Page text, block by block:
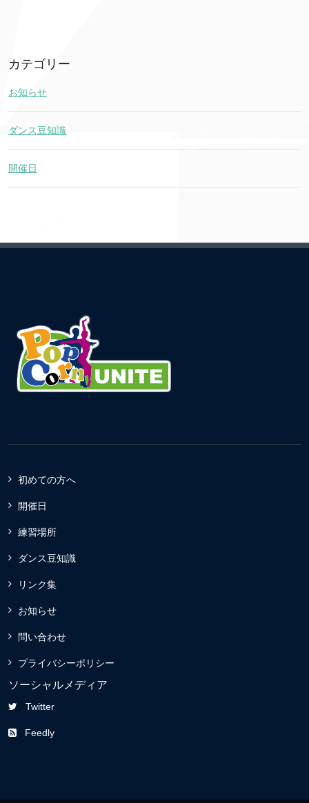
カテゴリー
お知らせ
ダンス豆知識
開催日
初めての方へ
開催日
練習場所
ダンス豆知識
リンク集
お知らせ
問い合わせ
プライバシーポリシー
ソーシャルメディア
Twitter
Feedly